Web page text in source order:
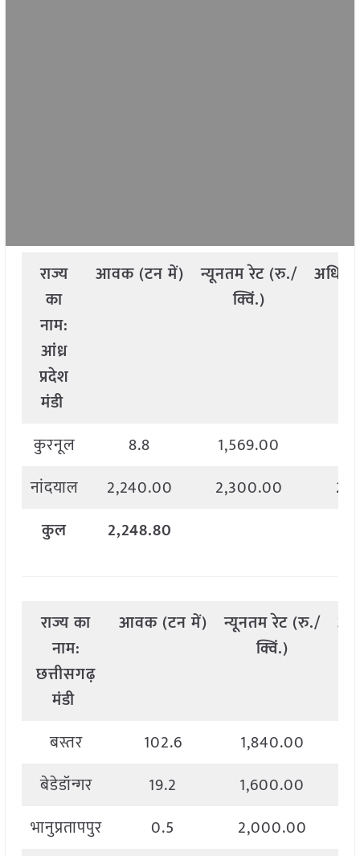
राज्य
का
नाम:
आंध्र
प्रदेश
मंडी
आवक (टनमें) न्यूनतमरेट (रु./
क्विं.)
कुरनूल 8.8 1,569.00
नांदयाल
2,240.00 2,300.00
कुल
2,248.80
राज्यका
नाम:
छत्तीसगढ़
मंडी
आवक (टनमें) न्यूनतमरेट (रु./
क्विं.)
बस्तर 102.6
1,840.00
बेडेडॉन्गर
19.2
1,600.00
भानुप्रतापपुर
0.5 2,000.00